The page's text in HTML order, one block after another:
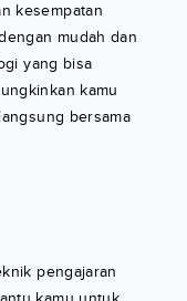
kesempatan
mudah dan
yang bisa
kamu
bersama
pengajaran